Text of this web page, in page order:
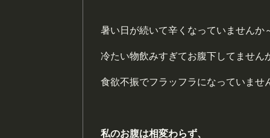
暑い日が続いて辛くなっていませんか
冷たい物飲みすぎてお腹下してません
食欲不振でフラッフラになっていませ
私のお腹は相変わらず、